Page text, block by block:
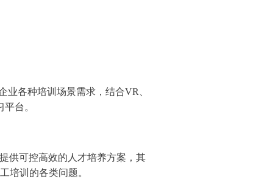
各种培训场景需求，结合VR、
台。
供可控高效的人才培养方案，其
培训的各类问题。